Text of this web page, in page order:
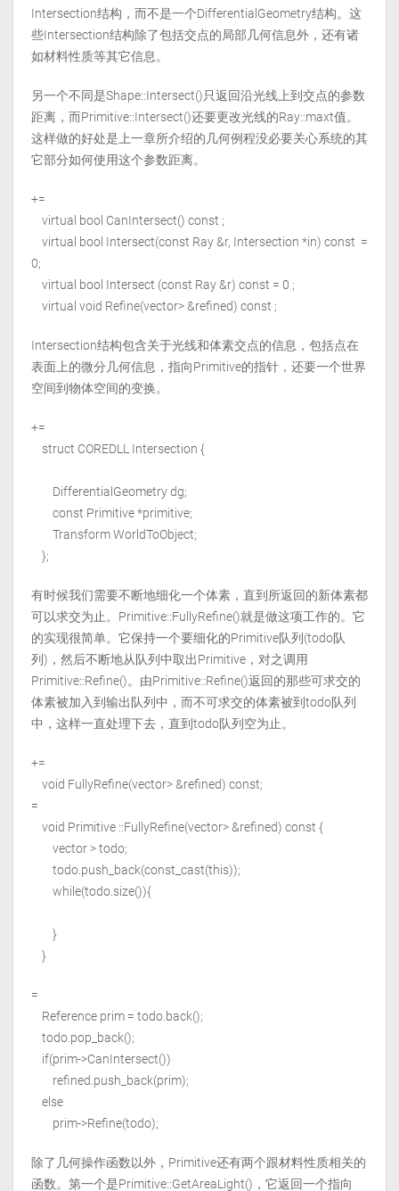
Intersection结构，而不是一个DifferentialGeometry结构。这
些Intersection结构除了包括交点的局部几何信息外，还有诸
如材料性质等其它信息。
另一个不同是Shape::Intersect()只返回沿光线上到交点的参数
距离，而Primitive::Intersect()还要更改光线的Ray::maxt值。
这样做的好处是上一章所介绍的几何例程没必要关心系统的其
它部分如何使用这个参数距离。
+=
virtual bool CanIntersect() const ;
virtual bool Intersect(const Ray &r, Intersection *in) const =
0;
virtual bool Intersect (const Ray &r) const = 0 ;
virtual void Refine(vector> &refined) const ;
Intersection结构包含关于光线和体素交点的信息，包括点在
表面上的微分几何信息，指向Primitive的指针，还要一个世界
空间到物体空间的变换。
+=
struct COREDLL Intersection {
DifferentialGeometry dg;
const Primitive *primitive;
Transform WorldToObject;
};
有时候我们需要不断地细化一个体素，直到所返回的新体素都
可以求交为止。Primitive::FullyRefine()就是做这项工作的。它
的实现很简单。它保持一个要细化的Primitive队列(todo队
列)，然后不断地从队列中取出Primitive，对之调用
Primitive::Refine()。由Primitive::Refine()返回的那些可求交的
体素被加入到输出队列中，而不可求交的体素被到todo队列
中，这样一直处理下去，直到todo队列空为止。
+=
void FullyRefine(vector> &refined) const;
=
void Primitive ::FullyRefine(vector> &refined) const {
vector > todo;
todo.push_back(const_cast(this));
while(todo.size()){
}
}
=
Reference prim = todo.back();
todo.pop_back();
if(prim->CanIntersect())
refined.push_back(prim);
else
prim->Refine(todo);
除了几何操作函数以外，Primitive还有两个跟材料性质相关的
函数。第一个是Primitive::GetAreaLight()，它返回一个指向